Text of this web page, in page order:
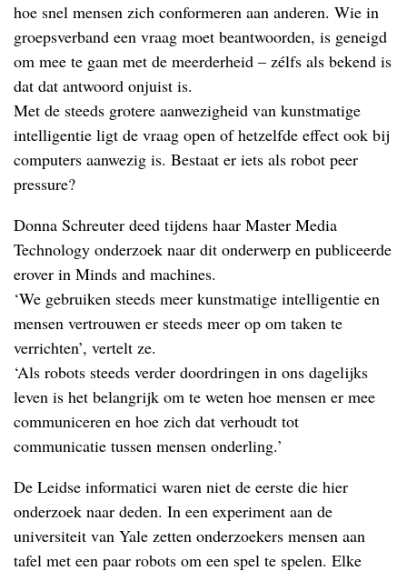
hoe snel mensen zich conformeren aan anderen. Wie in
groepsverband een vraag moet beantwoorden, is geneigd
om mee te gaan met de meerderheid – zélfs als bekend is
dat dat antwoord onjuist is.
Met de steeds grotere aanwezigheid van kunstmatige
intelligentie ligt de vraag open of hetzelfde effect ook bij
computers aanwezig is. Bestaat er iets als robot peer
pressure?
Donna Schreuter deed tijdens haar Master Media
Technology onderzoek naar dit onderwerp en publiceerde
erover in Minds and machines.
‘We gebruiken steeds meer kunstmatige intelligentie en
mensen vertrouwen er steeds meer op om taken te
verrichten’, vertelt ze.
‘Als robots steeds verder doordringen in ons dagelijks
leven is het belangrijk om te weten hoe mensen er mee
communiceren en hoe zich dat verhoudt tot
communicatie tussen mensen onderling.’
De Leidse informatici waren niet de eerste die hier
onderzoek naar deden. In een experiment aan de
universiteit van Yale zetten onderzoekers mensen aan
tafel met een paar robots om een spel te spelen. Elke